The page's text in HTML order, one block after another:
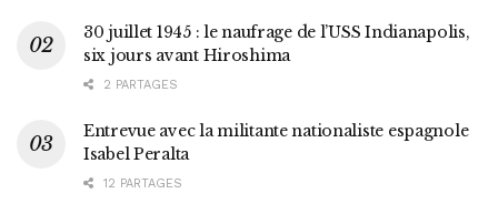
30 juillet 1945 : le naufrage de l’USS Indianapolis,
six jours avant Hiroshima
2 PARTAGES
Entrevue avec la militante nationaliste espagnole
Isabel Peralta
12 PARTAGES